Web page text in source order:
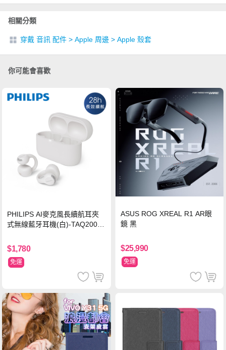
相關分類
穿戴 音訊 配件 > Apple 周邊 > Apple 殼套
你可能會喜歡
PHILIPS AI麥克風長續航耳夾
式無線藍牙耳機(白)-TAQ2000
$1,780
免運
ASUS ROG XREAL R1 AR眼
鏡 黑
$25,990
免運